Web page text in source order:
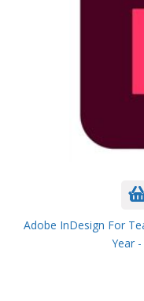
Adobe InDesign For
Year